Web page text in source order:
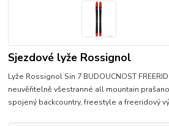
Sjezdové lyže Rossignol
Lyže Rossignol Sin 7 BUDOUCNOST
neuvěřitelně všestranné all mountain
spojený backcountry, freestyle a freeridový